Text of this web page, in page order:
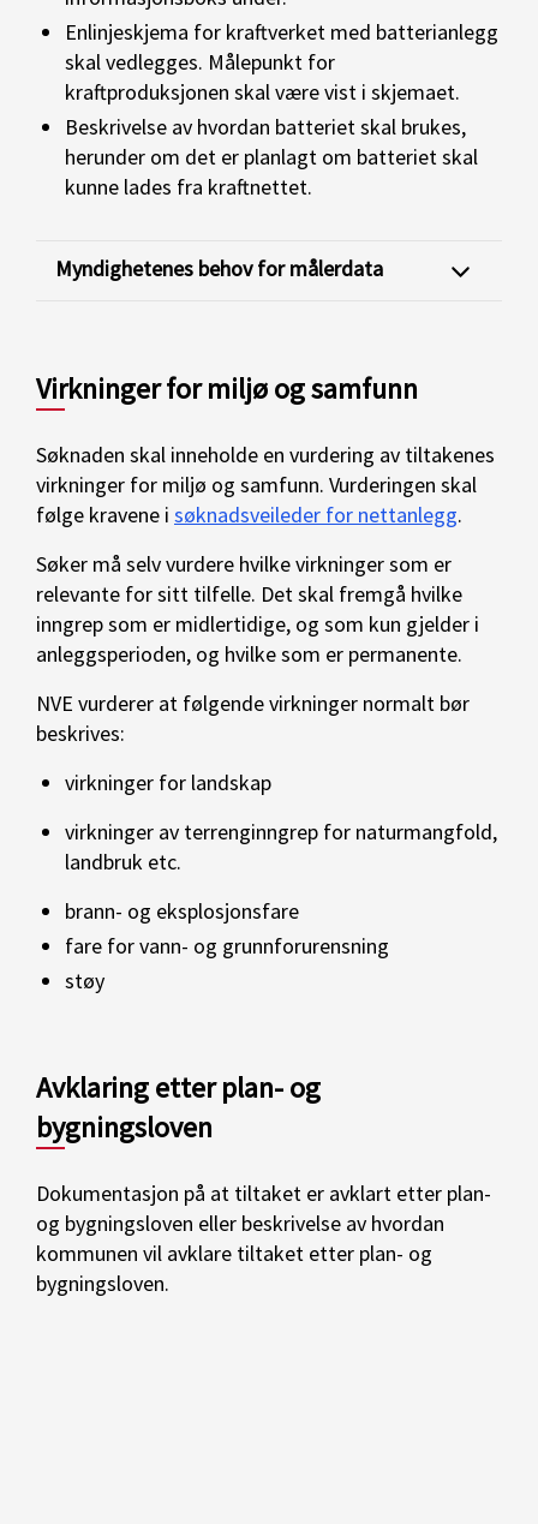
Enlinjeskjema for kraftverket med batterianlegg
skal vedlegges. Målepunkt for
kraftproduksjonen skal være vist i skjemaet.
Beskrivelse av hvordan batteriet skal brukes,
herunder om det er planlagt om batteriet skal
kunne lades fra kraftnettet.
Myndighetenes behov for målerdata
Virkninger for miljø og samfunn
Søknaden skal inneholde en vurdering av tiltakenes
virkninger for miljø og samfunn. Vurderingen skal
følge kravene i søknadsveileder for nettanlegg.
Søker må selv vurdere hvilke virkninger som er
relevante for sitt tilfelle. Det skal fremgå hvilke
inngrep som er midlertidige, og som kun gjelder i
anleggsperioden, og hvilke som er permanente.
NVE vurderer at følgende virkninger normalt bør
beskrives:
virkninger for landskap
virkninger av terrenginngrep for naturmangfold,
landbruk etc.
brann- og eksplosjonsfare
fare for vann- og grunnforurensning
støy
Avklaring etter plan- og
bygningsloven
Dokumentasjon på at tiltaket er avklart etter plan-
og bygningsloven eller beskrivelse av hvordan
kommunen vil avklare tiltaket etter plan- og
bygningsloven.